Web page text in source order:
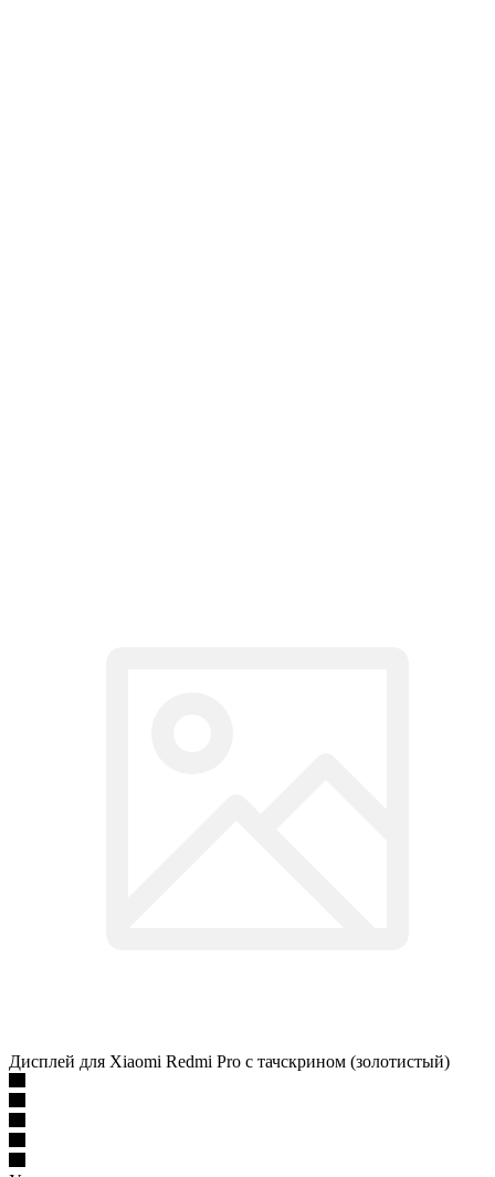
Уточнить у менеджера
Варианты цен
2 804